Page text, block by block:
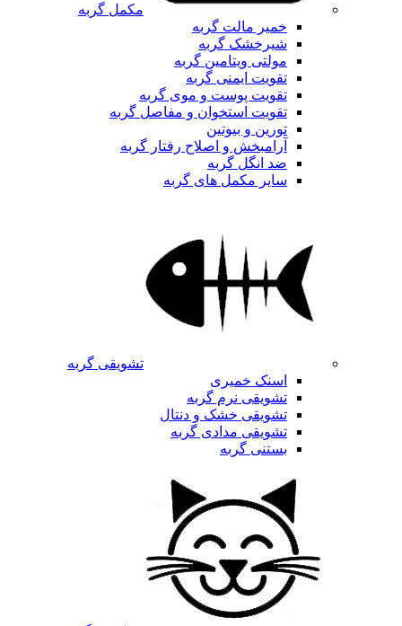
مکمل گربه
خمیر مالت گربه
شیرخشک گربه
مولتی ویتامین گربه
تقویت ایمنی گربه
تقویت پوست و موی گربه
تقویت استخوان و مفاصل گربه
تورین و بیوتین
آرامبخش و اصلاح رفتار گربه
ضد انگل گربه
سایر مکمل های گربه
تشویقی گربه
اسنک خمیری
تشویقی نرم گربه
تشویقی خشک و دنتال
تشویقی مدادی گربه
بستنی گربه